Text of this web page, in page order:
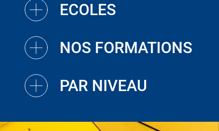
ECOLES
NOS FORMATIONS
PAR NIVEAU